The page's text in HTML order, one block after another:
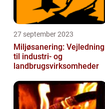
27 september 2023
Miljøsanering: Vejledning
til industri- og
landbrugsvirksomheder